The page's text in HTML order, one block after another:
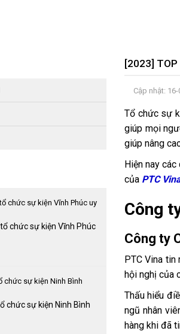
[2023] TOP
Cập nhật:
Tổ chức sự
giúp mọi
giúp nâng
Hiện nay
của PTC
Công
Công ty
PTC Vina
hội nghị của
Thấu hiểu
ngũ nhân
hàng khi đã
chức sự kiện Vĩnh Phúc
chức sự kiện Ninh Bình